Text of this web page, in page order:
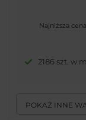
POKAŻ INNE
Najniższa
2186 szt. w